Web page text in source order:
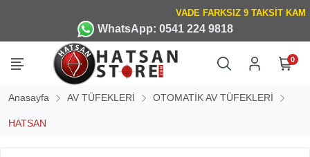
WhatsApp: 0541 224 9818
0
Anasayfa AV TÜFEKLERİ OTOMATİK AV TÜFEKLERİ
HATSAN